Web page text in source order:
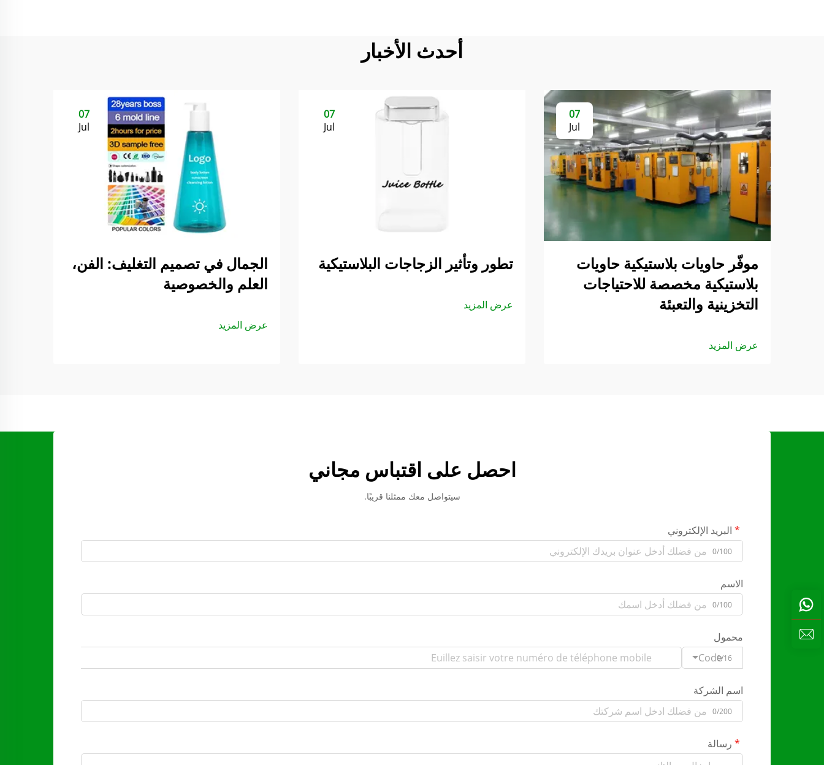
أحدث الأخبار
07
Jul
موفّر حاويات بلاستيكية حاويات
بلاستيكية مخصصة للاحتياجات
التخزينية والتعبئة
عرض المزيد
07
Jul
تطور وتأثير الزجاجات البلاستيكية
عرض المزيد
07
Jul
الجمال في تصميم التغليف: الفن،
العلم والخصوصية
عرض المزيد
احصل على اقتباس مجاني
سيتواصل معك ممثلنا قريبًا.
البريد الإلكتروني
0/100
الاسم
0/100
محمول
Code0/16
اسم الشركة
0/200
رسالة